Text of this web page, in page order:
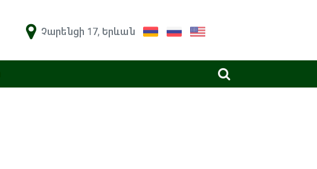
Չարենցի 17, Երևան